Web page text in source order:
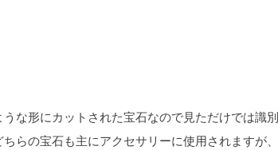
な形にカットされた宝石なので見ただけでは識
らの宝石も主にアクセサリーに使用されますが